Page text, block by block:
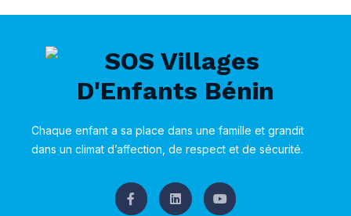
Chaque enfant a sa place dans une famille et grandit
dans un climat d’affection, de respect et de sécurité.